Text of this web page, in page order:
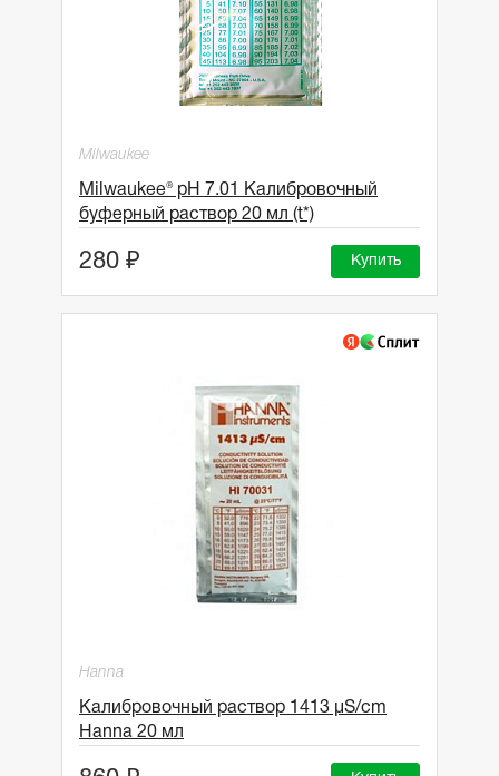
Milwaukee
Milwaukee® pH 7.01 Калибровочный
буфеpный раствор 20 мл (t*)
280 ₽ Купить
Hanna
Калибровочный раствор 1413 μS/cm
Hanna 20 мл